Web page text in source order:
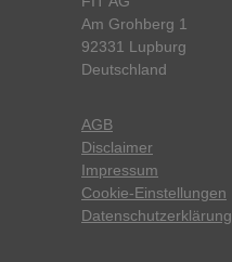
Am Grohberg 1
92331 Lupburg
Deutschland
AGB
Disclaimer
Impressum
Cookie-Einstellungen
Datenschutzerklärung